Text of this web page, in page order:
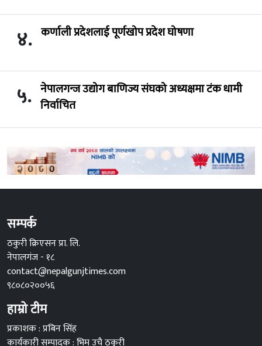
४. कर्णाली प्रदेशलाई पूर्णखोप प्रदेश घोषणा
५. नेपालगन्ज उद्योग बाणिज्य संघको अध्यक्षमा टंक धामी
निर्वाचित
सम्पर्क
ठकुरी क्रिएसन प्रा. लि.
नेपालगंज - १८
contact@nepalgunjtimes.com
९८०८०२००५६
हाम्रो टीम
प्रकाशक : प्रबिन सिंह
कार्यकारी सम्पादक : भिम उचै ठकुरी